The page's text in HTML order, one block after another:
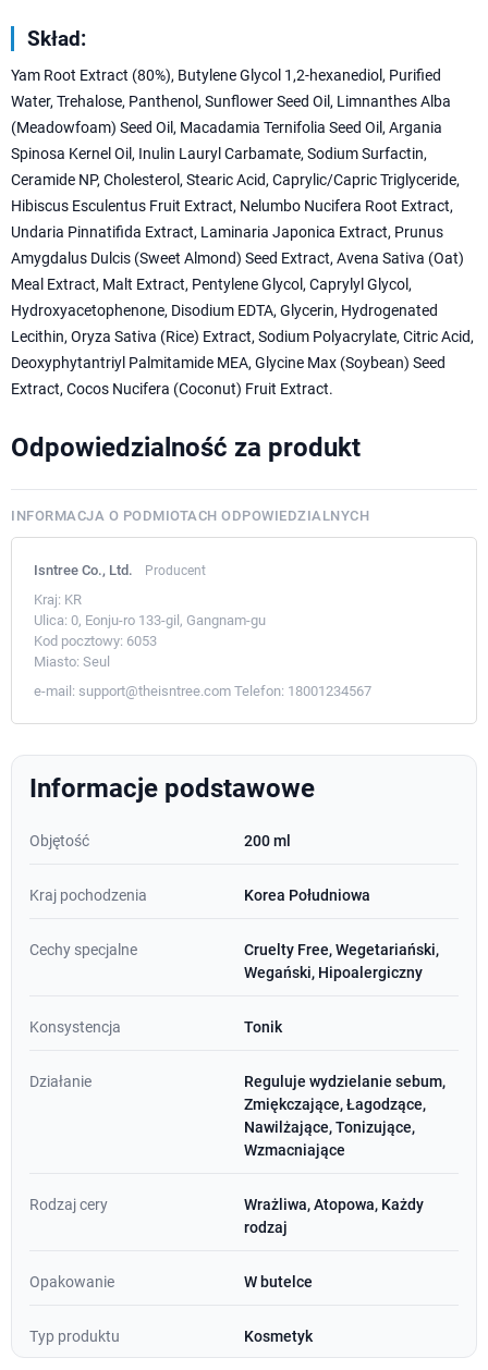
Skład:
Yam Root Extract (80%), Butylene Glycol 1,2-hexanediol, Purified
Water, Trehalose, Panthenol, Sunflower Seed Oil, Limnanthes Alba
(Meadowfoam) Seed Oil, Macadamia Ternifolia Seed Oil, Argania
Spinosa Kernel Oil, Inulin Lauryl Carbamate, Sodium Surfactin,
Ceramide NP, Cholesterol, Stearic Acid, Caprylic/Capric Triglyceride,
Hibiscus Esculentus Fruit Extract, Nelumbo Nucifera Root Extract,
Undaria Pinnatifida Extract, Laminaria Japonica Extract, Prunus
Amygdalus Dulcis (Sweet Almond) Seed Extract, Avena Sativa (Oat)
Meal Extract, Malt Extract, Pentylene Glycol, Caprylyl Glycol,
Hydroxyacetophenone, Disodium EDTA, Glycerin, Hydrogenated
Lecithin, Oryza Sativa (Rice) Extract, Sodium Polyacrylate, Citric Acid,
Deoxyphytantriyl Palmitamide MEA, Glycine Max (Soybean) Seed
Extract, Cocos Nucifera (Coconut) Fruit Extract.
Odpowiedzialność za produkt
INFORMACJA O PODMIOTACH ODPOWIEDZIALNYCH
Isntree Co., Ltd. Producent
Kraj: KR
Ulica: 0, Eonju-ro 133-gil, Gangnam-gu
Kod pocztowy: 6053
Miasto: Seul
e-mail: support@theisntree.com Telefon: 18001234567
Informacje podstawowe
Objętość 200 ml
Kraj pochodzenia Korea Południowa
Cechy specjalne
Cruelty Free, Wegetariański,
Wegański, Hipoalergiczny
Konsystencja Tonik
Działanie
Reguluje wydzielanie sebum,
Zmiękczające, Łagodzące,
Nawilżające, Tonizujące,
Wzmacniające
Rodzaj cery
Wrażliwa, Atopowa, Każdy
rodzaj
Opakowanie W butelce
Typ produktu Kosmetyk